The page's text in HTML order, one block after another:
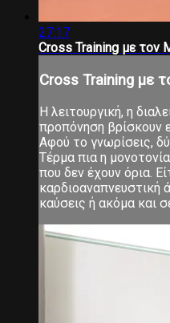
27:17
Cross Training με τον
Cross Training με
Η λειτουργική, η
προπόνηση βρίσκουν
Αφού το γνωρίσεις,
Τέρμα πια η
που δεν έχουν όρια.
καρδιοαναπνευστική
καύσεις ή ακόμα και σε